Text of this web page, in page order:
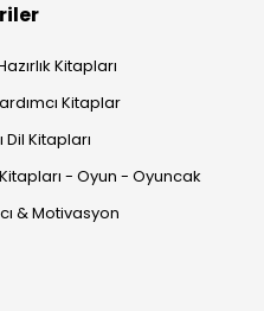
Kitapları
Kitaplar
Dil Kitapları
- Oyun - Oyuncak
& Motivasyon